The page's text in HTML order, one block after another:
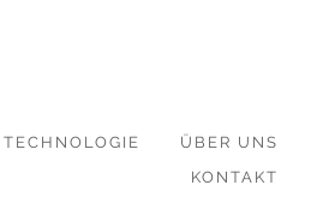
TECHNOLOGIE
ÜBER UNS
KONTAKT